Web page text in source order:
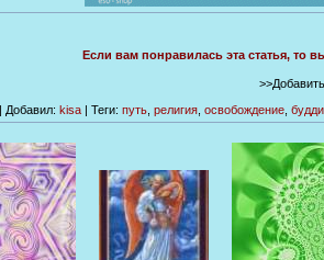
Если вам понравилась эта статья, то
| Добавил: kisa | Теги: путь религия освобождение